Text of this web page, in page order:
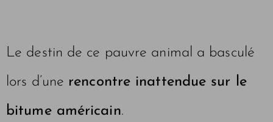
Le destin de ce pauvre animal a basculé
lors d’une rencontre inattendue sur le
bitume américain.